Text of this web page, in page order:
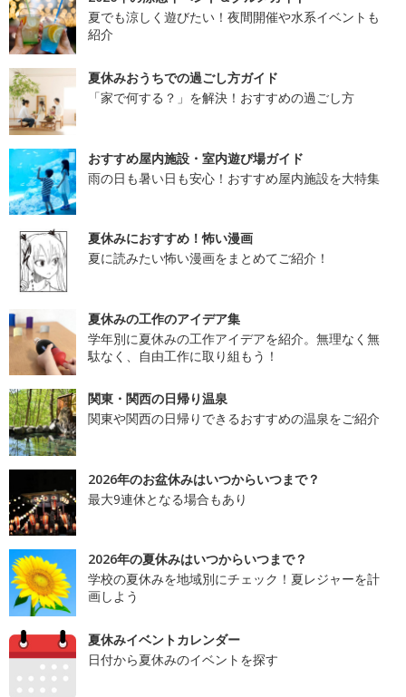
夏でも涼しく遊びたい！夜間開催や水系イベントも
紹介
夏休みおうちでの過ごし方ガイド
「家で何する？」を解決！おすすめの過ごし方
おすすめ屋内施設・室内遊び場ガイド
雨の日も暑い日も安心！おすすめ屋内施設を大特集
夏休みにおすすめ！怖い漫画
夏に読みたい怖い漫画をまとめてご紹介！
夏休みの工作のアイデア集
学年別に夏休みの工作アイデアを紹介。無理なく無
駄なく、自由工作に取り組もう！
関東・関西の日帰り温泉
関東や関西の日帰りできるおすすめの温泉をご紹介
2026年のお盆休みはいつからいつまで？
最大9連休となる場合もあり
2026年の夏休みはいつからいつまで？
学校の夏休みを地域別にチェック！夏レジャーを計
画しよう
夏休みイベントカレンダー
日付から夏休みのイベントを探す